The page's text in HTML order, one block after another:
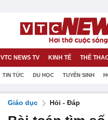
VTC NEWS TV KINH TẾ THỂ
TIN TỨC DU HỌC TUYỂN SINH
Giáo dục Hỏi - Đáp